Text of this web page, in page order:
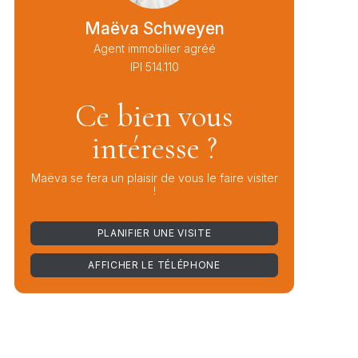
Maëva Schweyen
Agent immobilier agréé
IPI 514.110
Ce bien vous
intéresse ?
Maëva se fera un plaisir de vous le faire visiter
!
PLANIFIER UNE VISITE
AFFICHER LE TÉLÉPHONE